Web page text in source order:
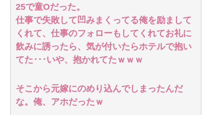
25で童Oだった。
仕事で失敗して凹みまくってる俺を励まして
くれて、仕事のフォローもしてくれてお礼に
飲みに誘ったら、気が付いたらホテルで抱い
てた･･･いや、抱かれてたｗｗｗ
そこから元嫁にのめり込んでしまったんだ
な。俺、アホだったｗ